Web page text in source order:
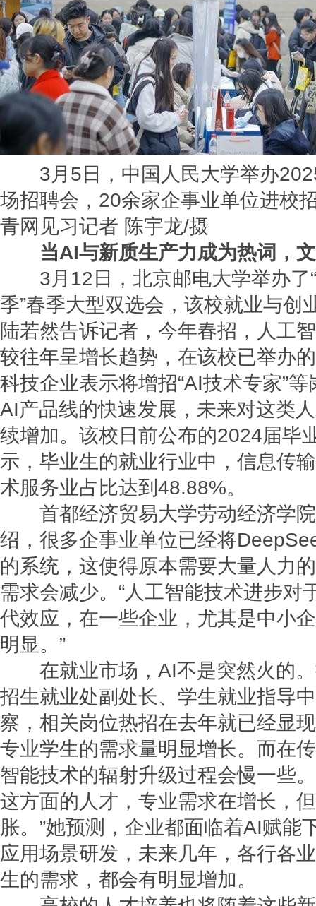
3月5日，中国人民大学举办
场招聘会，20余家企事业单位进校
青网见习记者 陈宇龙/摄
当AI与新质生产力成为热词，
3月12日，北京邮电大学举办了
季”春季大型双选会，该校就业与创
陆若然告诉记者，今年春招，人工
较往年呈增长趋势，在该校已举办
科技企业表示将增招“AI技术专家”
AI产品线的快速发展，未来对这类
续增加。该校日前公布的2024届毕
示，毕业生的就业行业中，信息传
术服务业占比达到48.88%。
首都经济贸易大学劳动经济学院
绍，很多企事业单位已经将
的系统，这使得原本需要大量人力
需求会减少。“人工智能技术进步对
代效应，在一些企业，尤其是中小
明显。”
在就业市场，AI不是突然火的。
招生就业处副处长、学生就业指导
察，相关岗位热招在去年就已经显
专业学生的需求量明显增长。而在
智能技术的辐射升级过程会慢一些
这方面的人才，专业需求在增长，
胀。”她预测，企业都面临着AI赋能
应用场景研发，未来几年，各行各
生的需求，都会有明显增加。